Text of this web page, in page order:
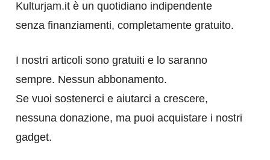
Kulturjam.it è un quotidiano indipendente
senza finanziamenti, completamente gratuito.
I nostri articoli sono gratuiti e lo saranno
sempre. Nessun abbonamento.
Se vuoi sostenerci e aiutarci a crescere,
nessuna donazione, ma puoi acquistare i nostri
gadget.